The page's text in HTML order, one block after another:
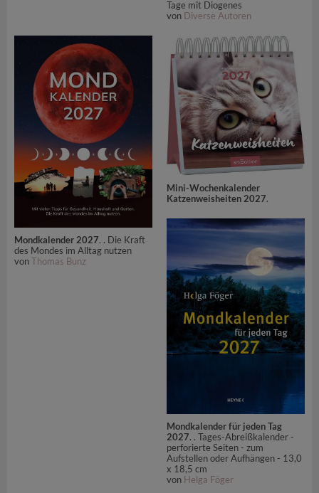
Tage mit Diogenes
von Diverse Autoren
Mondkalender 2027. . Die Kraft
des Mondes im Alltag nutzen
vonThomas Bunz
Mini-Wochenkalender
Katzenweisheiten 2027.
Mondkalender für jeden Tag
2027. . Tages-Abreißkalender -
perforierte Seiten - zum
Aufstellen oder Aufhängen - 13,0
x 18,5 cm
von Helga Föger